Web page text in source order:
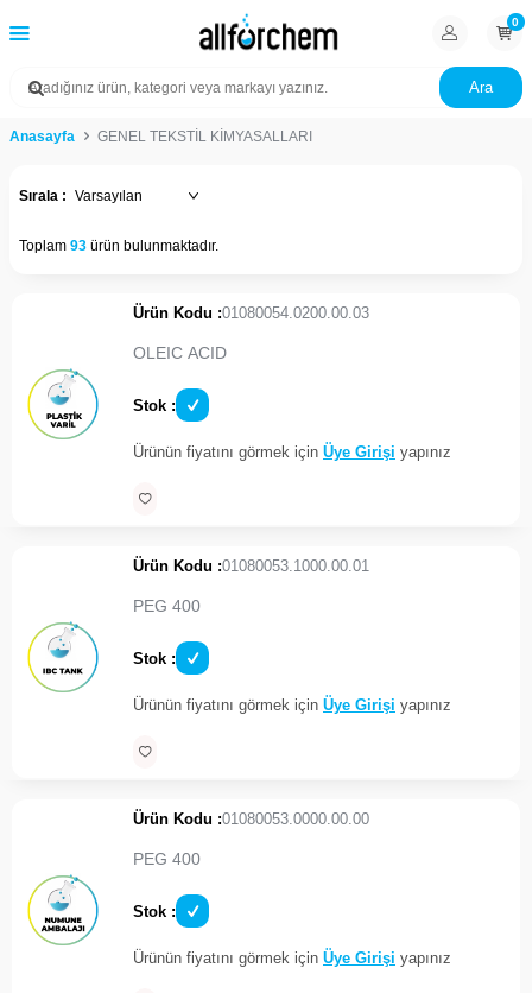
Ara
0
Anasayfa GENEL TEKSTİL KİMYASALLARI
Sırala :
Toplam 93 ürün bulunmaktadır.
Ürün Kodu :01080054.0200.00.03
OLEIC ACID
Stok :
Ürünün fiyatını görmek için Üye Girişi yapınız
Ürün Kodu :01080053.1000.00.01
PEG 400
Stok :
Ürünün fiyatını görmek için Üye Girişi yapınız
Ürün Kodu :01080053.0000.00.00
PEG 400
Stok :
Ürünün fiyatını görmek için Üye Girişi yapınız